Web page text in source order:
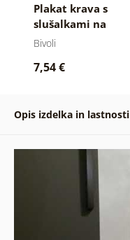
Plakat krava s
slušalkami na
tekalni stezi
Bivoli
7,54 €
Opis izdelka in lastnosti